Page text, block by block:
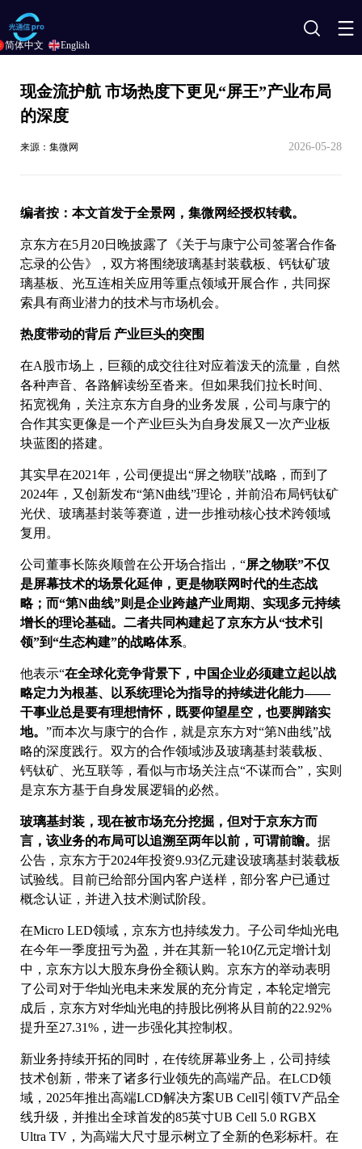
搜
现金流护航 市场热度下更见“屏王”产业布局
的深度
来源：集微网 2026-05-28
编者按：本文首发于全景网，集微网经授权转载。
京东方在5月20日晚披露了《关于与康宁公司签署合作备
忘录的公告》，双方将围绕玻璃基封装载板、钙钛矿玻
璃基板、光互连相关应用等重点领域开展合作，共同探
索具有商业潜力的技术与市场机会。
热度带动的背后 产业巨头的突围
在A股市场上，巨额的成交往往对应着泼天的流量，自然
各种声音、各路解读纷至沓来。但如果我们拉长时间、
拓宽视角，关注京东方自身的业务发展，公司与康宁的
合作其实更像是一个产业巨头为自身发展又一次产业板
块蓝图的搭建。
其实早在2021年，公司便提出“屏之物联”战略，而到了
2024年，又创新发布“第N曲线”理论，并前沿布局钙钛矿
光伏、玻璃基封装等赛道，进一步推动核心技术跨领域
复用。
公司董事长陈炎顺曾在公开场合指出，“屏之物联”不仅
是屏幕技术的场景化延伸，更是物联网时代的生态战
略；而“第N曲线”则是企业跨越产业周期、实现多元持续
增长的理论基础。二者共同构建起了京东方从“技术引
领”到“生态构建”的战略体系。
他表示“在全球化竞争背景下，中国企业必须建立起以战
略定力为根基、以系统理论为指导的持续进化能力——
干事业总是要有理想情怀，既要仰望星空，也要脚踏实
地。 ”而本次与康宁的合作，就是京东方对“第N曲线”战
略的深度践行。双方的合作领域涉及玻璃基封装载板、
钙钛矿、光互联等，看似与市场关注点“不谋而合”，实则
是京东方基于自身发展逻辑的必然。
玻璃基封装，现在被市场充分挖掘，但对于京东方而
言，该业务的布局可以追溯至两年以前，可谓前瞻。 据
公告，京东方于2024年投资9.93亿元建设玻璃基封装载板
试验线。目前已给部分国内客户送样，部分客户已通过
概念认证，并进入技术测试阶段。
在Micro LED领域，京东方也持续发力。子公司华灿光电
在今年一季度扭亏为盈，并在其新一轮10亿元定增计划
中，京东方以大股东身份全额认购。京东方的举动表明
了公司对于华灿光电未来发展的充分肯定，本轮定增完
成后，京东方对华灿光电的持股比例将从目前的22.92%
提升至27.31%，进一步强化其控制权。
新业务持续开拓的同时，在传统屏幕业务上，公司持续
技术创新，带来了诸多行业领先的高端产品。在LCD领
域，2025年推出高端LCD解决方案UB Cell引领TV产品全
线升级，并推出全球首发的85英寸UB Cell 5.0 RGBX
Ultra TV，为高端大尺寸显示树立了全新的色彩标杆。在
简体中文 English